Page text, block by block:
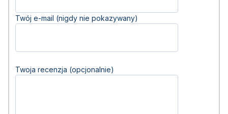
Twój e-mail (nigdy nie pokazywany)
Twoja recenzja (opcjonalnie)